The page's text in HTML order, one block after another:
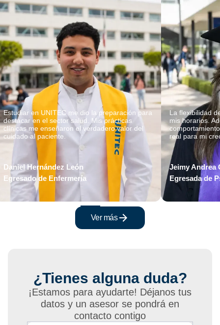
Estudiar en UNITEC me dio la preparación para
destacar en el sector salud. Mis prácticas
clínicas me enseñaron el verdadero valor del
cuidado al paciente.
Daniel Hernández León
Egresado de Enfermería
La flexibilidad
mis horarios.
real para mi
Jeimy Andrea
Egresada de
Ver más
¿Tienes alguna duda?
¡Estamos para ayudarte! Déjanos tus
datos y un asesor se pondrá en
contacto contigo